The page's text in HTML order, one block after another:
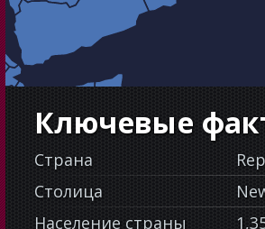
Ключевые
Страна
Столица
Население страны